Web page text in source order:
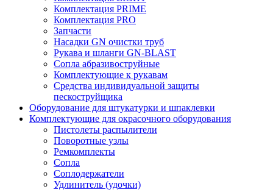
Комплектация PRIME
Комплектация PRO
Запчасти
Насадки GN очистки труб
Рукава и шланги GN-BLAST
Сопла абразивоструйные
Комплектующие к рукавам
Средства индивидуальной защиты
пескоструйщика
Оборудование для штукатурки и шпаклевки
Комплектующие для окрасочного оборудования
Пистолеты распылители
Поворотные узлы
Ремкомплекты
Сопла
Соплодержатели
Удлинитель (удочки)